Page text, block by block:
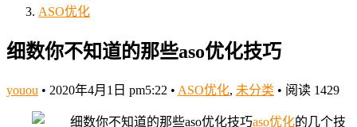
ASO优化
细数你不知道的那些aso优化技巧
youou • 2020年4月1日 pm5:22 • ASO优化, 未分类 • 阅读 1429
aso优化的几个技